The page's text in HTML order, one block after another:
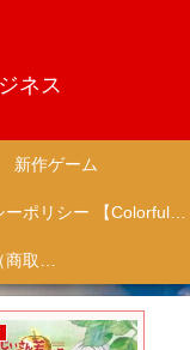
ネス
新作ゲーム
プライバシーポリシー 【Colorful Creation】
特定商取引法に基づく表記（商取引に関する開示）